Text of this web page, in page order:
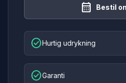
calendar_month Bestil
check_circleHurtig udrykning
check_circleGaranti